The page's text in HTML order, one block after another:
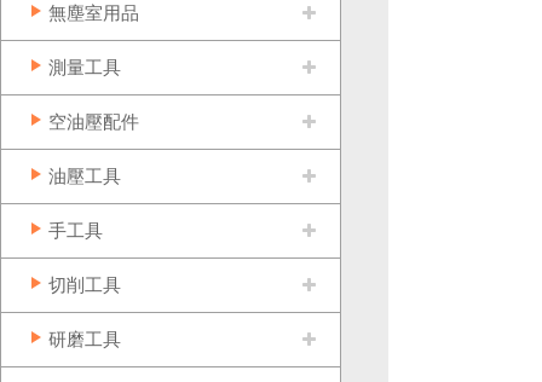
無塵室用品
測量工具
空油壓配件
油壓工具
手工具
切削工具
研磨工具